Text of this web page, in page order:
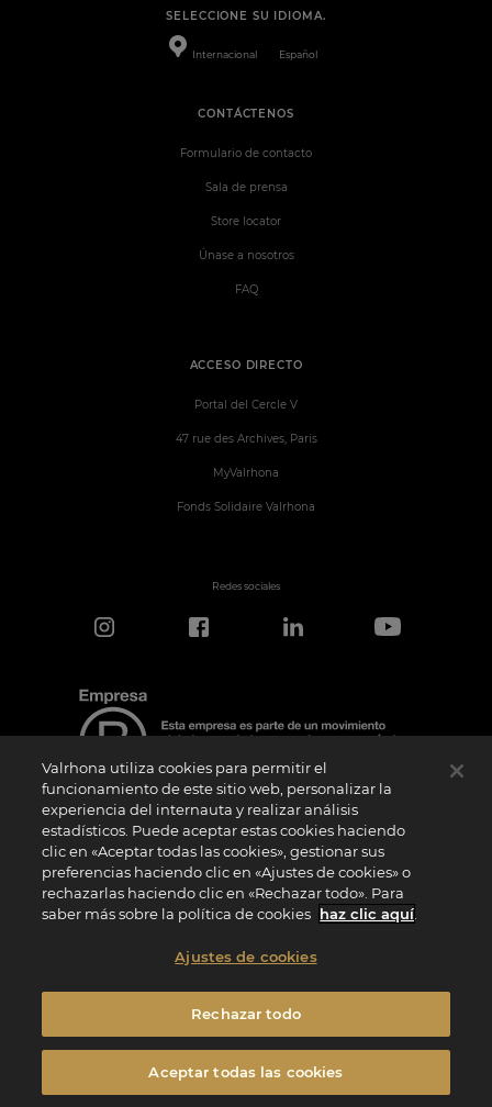
SELECCIONE SU IDIOMA.
Internacional Español
ACCESO DIRECTO
Portal del Cercle V
47 rue des Archives, Paris
MyValrhona
Fonds Solidaire Valrhona
CONTÁCTENOS
Formulario de contacto
Sala de prensa
Store locator
Únase a nosotros
FAQ
Redes sociales
Aviso de certificación
El logotipo “Certified B Corporation” lo concede B Lab, una organización privada sin
ánimo de lucro, a empresas como la nuestra que han superado con éxito la
Evaluación de Impacto B (“BIA”) y cumplen los requisitos de B Lab en cuanto a
rendimiento social y medioambiental, responsabilidad y transparencia. B Lab no es
un organismo de evaluación de la conformidad en el sentido del Reglamento (UE) nº
sentido del Reglamento (UE) nº 1025/2012. Los criterios BIA son distintos e
independientes de las normas armonizadas emitidas por las normas ISO u otros
nacionales o europeas.
Configuración de cookies
Condiciones generales
Valrhona utiliza cookies para permitir el
funcionamiento de este sitio web, personalizar la
experiencia del internauta y realizar análisis
estadísticos. Puede aceptar estas cookies haciendo
clic en «Aceptar todas las cookies», gestionar sus
preferencias haciendo clic en «Ajustes de cookies» o
rechazarlas haciendo clic en «Rechazar todo». Para
saber más sobre la política de cookies haz clic aquí
Ajustes de cookies
Rechazar todo
Aceptar todas las cookies